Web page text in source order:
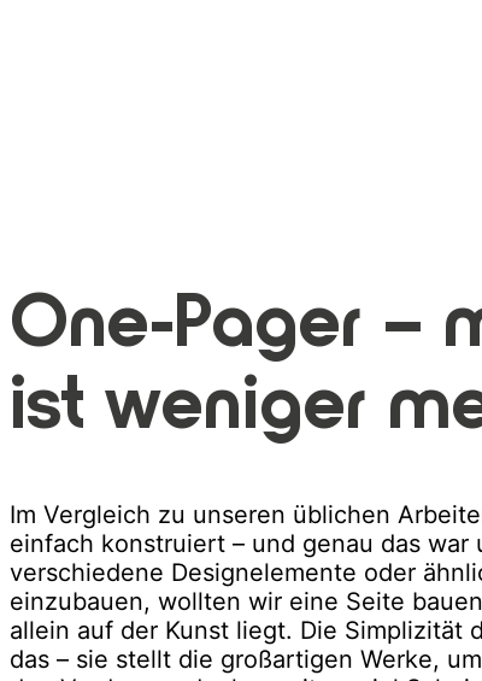
One-Pager –
ist weniger
Im Vergleich zu unseren üblichen
einfach konstruiert – und genau das war
verschiedene Designelemente oder
einzubauen, wollten wir eine Seite
allein auf der Kunst liegt. Die Simplizität
das – sie stellt die großartigen Werke,